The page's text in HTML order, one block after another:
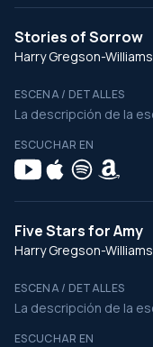
Stories of Sorrow
Harry Gregson-Williams
ESCENA / DETALLES
La descripción de la
ESCUCHAR EN
Five Stars for Amy
Harry Gregson-Williams
ESCENA / DETALLES
La descripción de la
ESCUCHAR EN